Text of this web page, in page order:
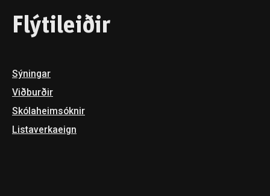
Flýtileiðir
Sýningar
Viðburðir
Skóla­heimsóknir
Listaverkaeign